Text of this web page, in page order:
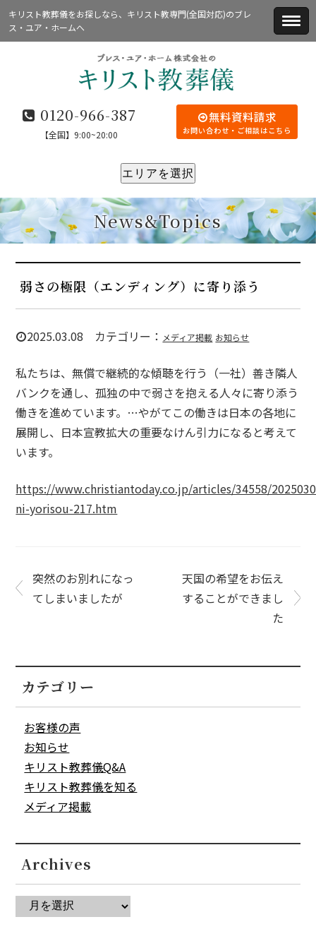
キリスト教葬儀をお探しなら、キリスト教専門(全国対応)のブレ
ス・ユア・ホームへ
無料資料請求
お問い合わせ・ご相談はこちら
0120-966-387
【全国】9:00~20:00
エリアを選択
News&Topics
弱さの極限（エンディング）に寄り添う
2025.03.08 カテゴリー： メディア掲載 お知らせ
私たちは、無償で継続的な傾聴を行う（一社）善き隣人
バンクを通し、孤独の中で弱さを抱える人々に寄り添う
働きを進めています。…やがてこの働きは日本の各地に
展開し、日本宣教拡大の重要なけん引力になると考えて
います。
https://www.christiantoday.co.jp/articles/34558/
ni-yorisou-217.htm
突然のお別れになっ
てしまいましたが
天国の希望をお伝え
することができまし
た
カテゴリー
お客様の声
お知らせ
キリスト教葬儀Q&A
キリスト教葬儀を知る
メディア掲載
Archives